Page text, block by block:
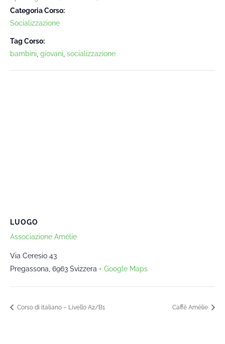
Categoria Corso:
Socializzazione
Tag Corso:
bambini, giovani, socializzazione
LUOGO
Associazione Amélie
Via Ceresio 43
Pregassona 6963 Svizzera + Google Maps
Corso di italiano – Livello A2/B1 Caffè Amélie